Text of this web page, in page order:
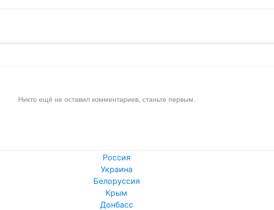
Никто ещё не оставил комментариев, станьте первым.
Россия
Украина
Белоруссия
Крым
Донбасс